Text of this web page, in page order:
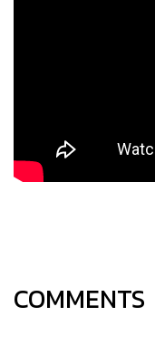
COMMENTS